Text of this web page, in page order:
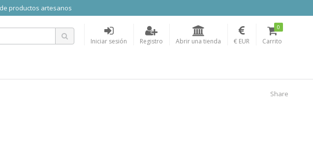
productos artesanos
Iniciar sesión Registro Abrir una tienda € EUR Carrito
0
Share